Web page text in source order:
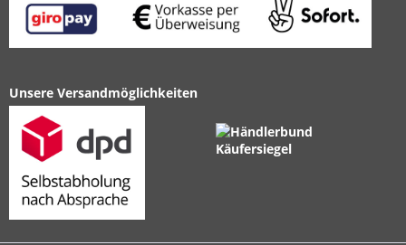
Unsere Versandmöglichkeiten